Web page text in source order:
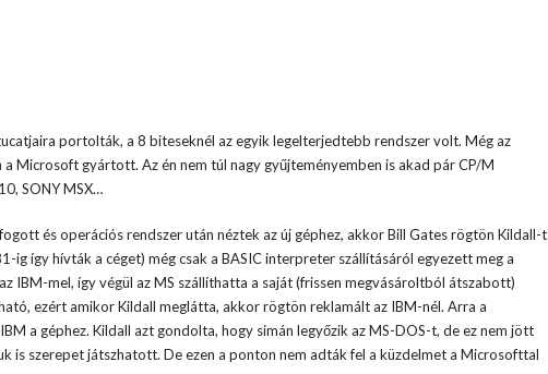
portolták, a 8 biteseknél az egyik legelterjedtebb rendszer volt. Még az
Microsoft gyártott. Az én nem túl nagy gyűjteményemben is akad pár CP/M
SONY MSX…
és operációs rendszer után néztek az új géphez, akkor Bill Gates rögtön Kildall-t
ig így hívták a céget) még csak a BASIC interpreter szállításáról egyezett meg a
IBM-mel, így végül az MS szállíthatta a saját (frissen megvásároltból átszabott)
ezért amikor Kildall meglátta, akkor rögtön reklamált az IBM-nél. Arra a
a géphez. Kildall azt gondolta, hogy simán legyőzik az MS-DOS-t, de ez nem jött
is szerepet játszhatott. De ezen a ponton nem adták fel a küzdelmet a Microsofttal